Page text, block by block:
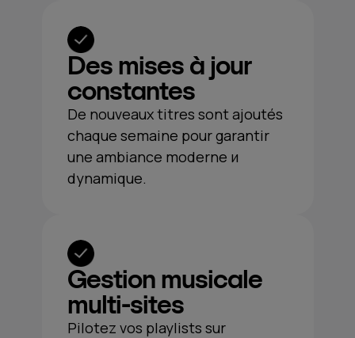
Des mises à jour
constantes
De nouveaux titres sont ajoutés
chaque semaine pour garantir
une ambiance moderne и
dynamique.
Gestion musicale
multi-sites
Pilotez vos playlists sur